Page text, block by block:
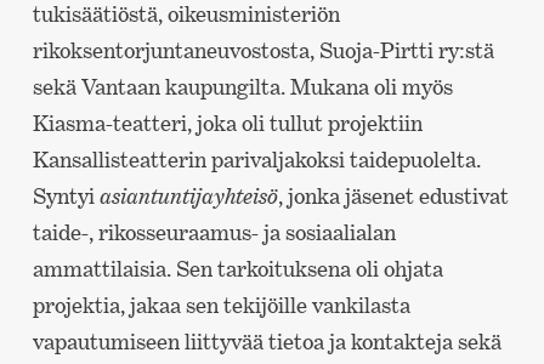
tukisäätiöstä, oikeusministeriön
rikoksentorjuntaneuvostosta, Suoja-Pirtti ry:stä
sekä Vantaan kaupungilta. Mukana oli myös
Kiasma-teatteri, joka oli tullut projektiin
Kansallisteatterin parivaljakoksi taidepuolelta.
Syntyiasiantuntijayhteisö, jonka jäsenet edustivat
taide-, rikosseuraamus- ja sosiaalialan
ammattilaisia. Sen tarkoituksena oli ohjata
projektia, jakaa sen tekijöille vankilasta
vapautumiseen liittyvää tietoa ja kontakteja sekä